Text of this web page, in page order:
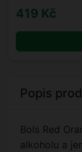
419 Kč
Popis
Bols Red
alkoholu a